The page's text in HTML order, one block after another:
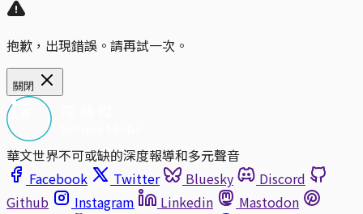
抱歉，出現錯誤。請再試一次。
關閉
華文世界不可或缺的深度報導和多元聲音
Facebook
Twitter Bluesky
Discord
Github
Instagram Linkedin
Mastodon